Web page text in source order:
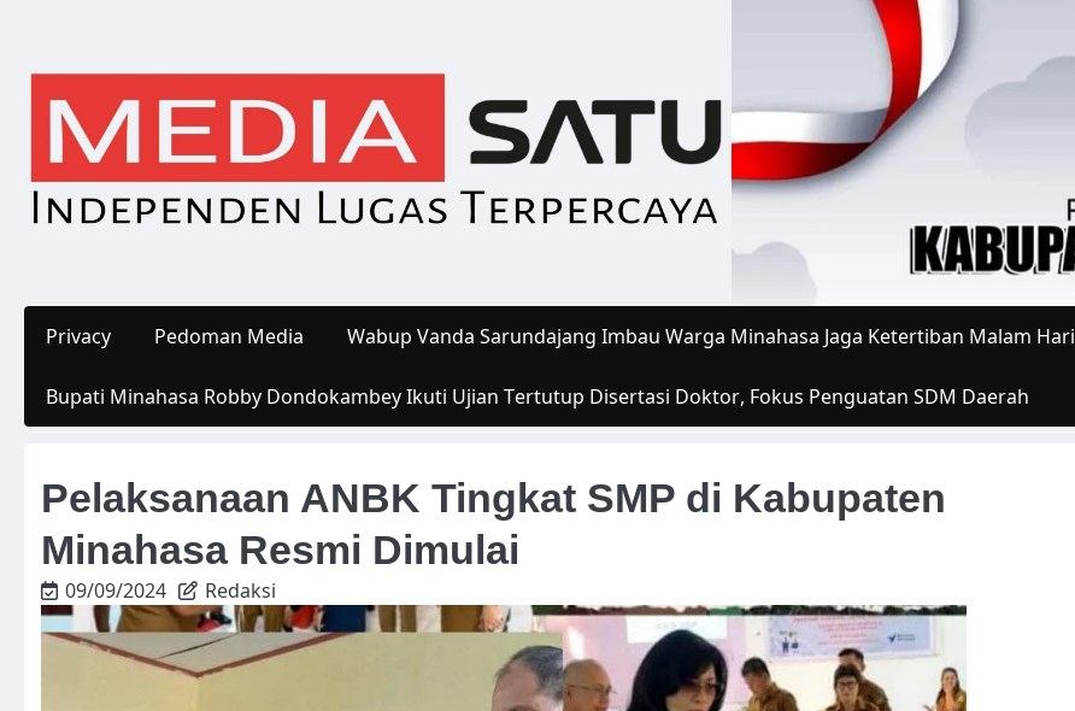
content
Privacy Pedoman Media Wabup Vanda Sarundajang Imbau Warga Minahasa Jaga Ketertiban Malam Hari
Bupati Minahasa Robby Dondokambey Ikuti Ujian Tertutup Disertasi Doktor, Fokus Penguatan SDM Daerah
Pelaksanaan ANBK Tingkat SMP di Kabupaten
Minahasa Resmi Dimulai
09/09/2024 Redaksi